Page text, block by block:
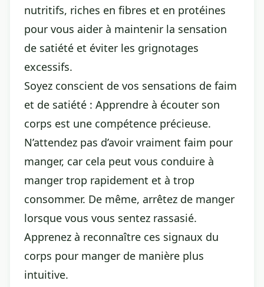
nutritifs, riches en fibres et en protéines
pour vous aider à maintenir la sensation
de satiété et éviter les grignotages
excessifs.
Soyez conscient de vos sensations de faim
et de satiété : Apprendre à écouter son
corps est une compétence précieuse.
N’attendez pas d’avoir vraiment faim pour
manger, car cela peut vous conduire à
manger trop rapidement et à trop
consommer. De même, arrêtez de manger
lorsque vous vous sentez rassasié.
Apprenez à reconnaître ces signaux du
corps pour manger de manière plus
intuitive.